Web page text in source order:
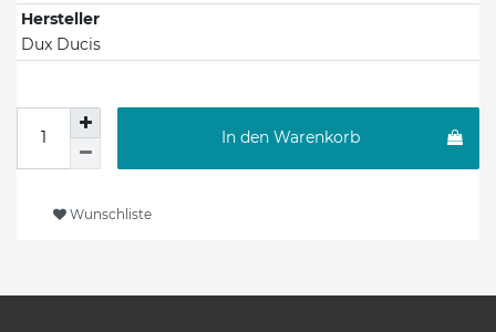
Hersteller
Dux Ducis
In den Warenkorb
Wunschliste